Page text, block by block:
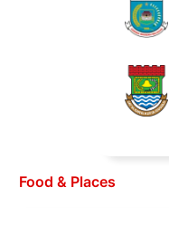
Food & Places